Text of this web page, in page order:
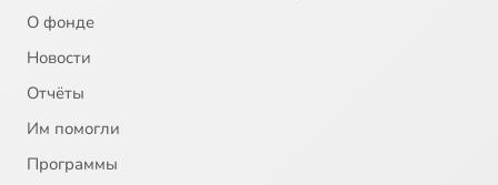
О фонде
Новости
Отчёты
Им помогли
Программы